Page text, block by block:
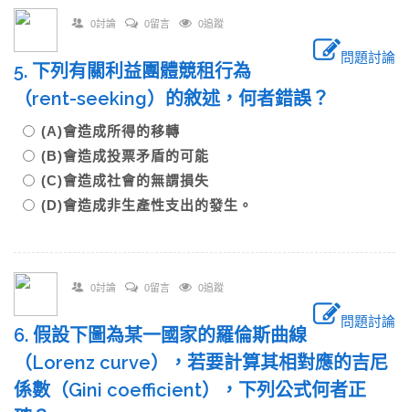
0討論 0留言 0追蹤
問題討論
5. 下列有關利益團體競租行為
（rent-seeking）的敘述，何者錯誤？
(A)會造成所得的移轉
(B)會造成投票矛盾的可能
(C)會造成社會的無謂損失
(D)會造成非生產性支出的發生。
0討論 0留言 0追蹤
問題討論
6. 假設下圖為某一國家的羅倫斯曲線
（Lorenz curve），若要計算其相對應的吉尼
係數（Gini coefficient），下列公式何者正